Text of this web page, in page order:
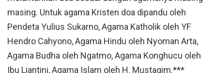
masing. Untuk agama Kristen doa dipandu oleh
Pendeta Yulius Sukarno, Agama Katholik oleh YF
Hendro Cahyono, Agama Hindu oleh Nyoman Arta,
Agama Budha oleh Ngatmo, Agama Konghucu oleh
Ibu Liantini, Agama Islam oleh H. Mustaqim.***